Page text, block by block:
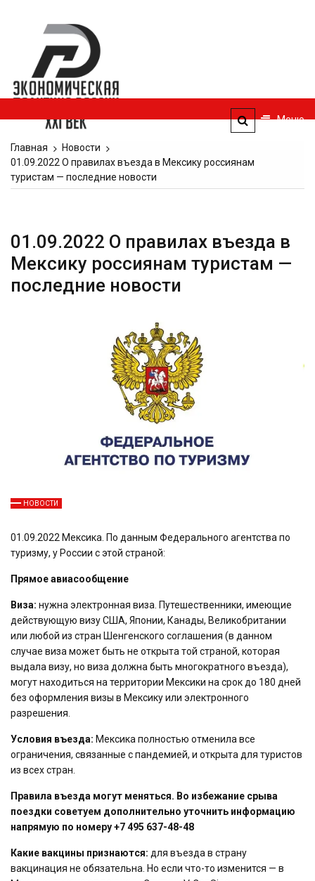
содержимому
век
Меню
Главная
Новости
01.09.2022 О правилах въезда в Мексику россиянам
туристам — последние новости
01.09.2022 О правилах въезда в
Мексику россиянам туристам —
последние новости
НОВОСТИ
01.09.2022 Мексика. По данным Федерального агентства по
туризму, у России с этой страной:
Прямое авиасообщение
Виза: нужна электронная виза. Путешественники, имеющие
действующую визу США, Японии, Канады, Великобритании
или любой из стран Шенгенского соглашения (в данном
случае виза может быть не открыта той страной, которая
выдала визу, но виза должна быть многократного въезда),
могут находиться на территории Мексики на срок до 180 дней
без оформления визы в Мексику или электронного
разрешения.
Условия въезда: Мексика полностью отменила все
ограничения, связанные с пандемией, и открыта для туристов
из всех стран.
Правила въезда могут меняться. Во избежание срыва
поездки советуем дополнительно уточнить информацию
напрямую по номеру +7 495 637-48-48
Какие вакцины признаются: для въезда в страну
вакцинация не обязательна. Но если что-то изменится — в